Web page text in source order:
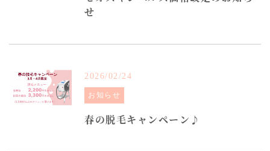
せ
2026/02/24
お知らせ
春の脱毛キャンペーン♪